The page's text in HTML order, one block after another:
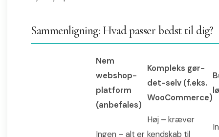
Sammenligning: Hvad passer bedst til dig?
Nem
webshop-
platform
(anbefales)
Kompleks gør-
det-selv (f.eks.
WooCommerce)
Ingen – alt er
Høj – kræver
kendskab til